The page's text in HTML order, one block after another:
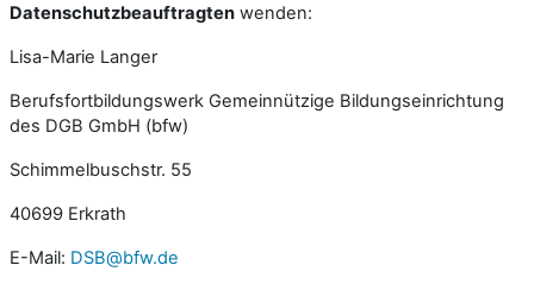
Datenschutzbeauftragten wenden:
Lisa-Marie Langer
Berufsfortbildungswerk Gemeinnützige Bildungseinrichtung
des DGB GmbH (bfw)
Schimmelbuschstr. 55
40699 Erkrath
E-Mail: DSB@bfw.de